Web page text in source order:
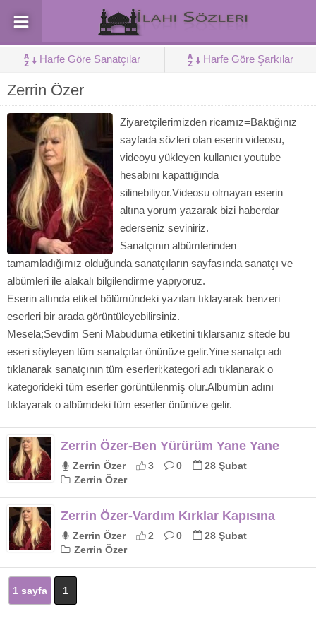
Harfe Göre Sanatçılar Harfe Göre Şarkılar
Zerrin Özer
Ziyaretçilerimizden ricamız=Baktığınız
sayfada sözleri olan eserin videosu,
videoyu yükleyen kullanıcı youtube
hesabını kapattığında
silinebiliyor.Videosu olmayan eserin
altına yorum yazarak bizi haberdar
ederseniz seviniriz.
Sanatçının albümlerinden
tamamladığımız olduğunda sanatçıların sayfasında sanatçı ve
albümleri ile alakalı bilgilendirme yapıyoruz.
Eserin altında etiket bölümündeki yazıları tıklayarak benzeri
eserleri bir arada görüntüleyebilirsiniz.
Mesela;Sevdim Seni Mabuduma etiketini tıklarsanız sitede bu
eseri söyleyen tüm sanatçılar önünüze gelir.Yine sanatçı adı
tıklanarak sanatçının tüm eserleri;kategori adı tıklanarak o
kategorideki tüm eserler görüntülenmiş olur.Albümün adını
tıklayarak o albümdeki tüm eserler önünüze gelir.
Zerrin Özer-Ben Yürürüm Yane Yane
Zerrin Özer 3 0
28 Şubat
Zerrin Özer
Zerrin Özer-Vardım Kırklar Kapısına
Zerrin Özer 2 0
28 Şubat
Zerrin Özer
1 sayfa 1